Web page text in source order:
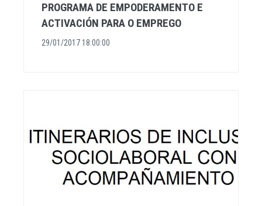
PROGRAMA DE EMPODERAMENTO E
ACTIVACIÓN PARA O EMPREGO
29/01/2017 18:00:00